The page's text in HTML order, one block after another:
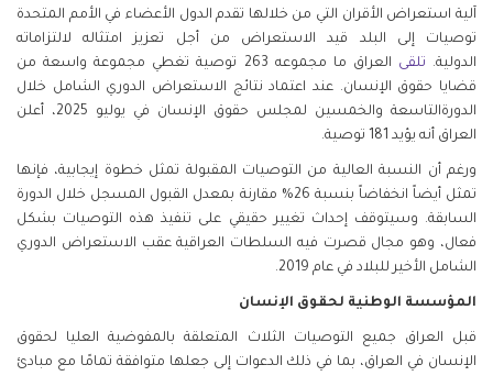
آلية استعراض الأقران التي من خلالها تقدم الدول الأعضاء في الأمم المتحدة
توصيات إلى البلد قيد الاستعراض من أجل تعزيز امتثاله لالتزاماته
الدولية. تلقى
العراق ما مجموعه 263 توصية تغطي مجموعة واسعة من
قضايا حقوق الإنسان. عند اعتماد نتائج الاستعراض الدوري الشامل خلال
الدورةالتاسعة والخمسين لمجلس حقوق الإنسان في يوليو 2025، أعلن
العراق أنه يؤيد 181 توصية.
ورغم أن النسبة العالية من التوصيات المقبولة تمثل خطوة إيجابية، فإنها
تمثل أيضاً انخفاضاً بنسبة 26% مقارنة بمعدل القبول المسجل خلال الدورة
السابقة. وسيتوقف إحداث تغيير حقيقي على تنفيذ هذه التوصيات بشكل
فعال، وهو مجال قصرت فيه السلطات العراقية عقب الاستعراض الدوري
الشامل الأخير للبلاد في عام 2019.
المؤسسة الوطنية لحقوق الإنسان
قبل العراق جميع التوصيات الثلاث المتعلقة بالمفوضية العليا لحقوق
الإنسان في العراق، بما في ذلك الدعوات إلى جعلها متوافقة تمامًا مع مبادئ